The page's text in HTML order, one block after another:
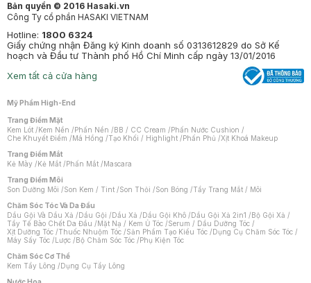
Bản quyền © 2016 Hasaki.vn
Công Ty cổ phần HASAKI VIETNAM
Hotline: 1800 6324
Giấy chứng nhận Đăng ký Kinh doanh số 0313612829 do Sở Kế
hoạch và Đầu tư Thành phố Hồ Chí Minh cấp ngày 13/01/2016
Xem tất cả cửa hàng
Mỹ Phẩm High-End
Trang Điểm Mặt
Kem Lót /Kem Nền /Phấn Nền /BB / CC Cream /Phấn Nước Cushion /
Che Khuyết Điểm /Má Hồng /Tạo Khối / Highlight /Phấn Phủ /Xịt Khoá Makeup
Trang Điểm Mắt
Kẻ Mày /Kẻ Mắt /Phấn Mắt /Mascara
Trang Điểm Môi
Son Dưỡng Môi /Son Kem / Tint /Son Thỏi /Son Bóng /Tẩy Trang Mắt / Môi
Chăm Sóc Tóc Và Da Đầu
Dầu Gội Và Dầu Xả /Dầu Gội /Dầu Xả /Dầu Gội Khô /Dầu Gội Xả 2in1 /Bộ Gội Xả /
Tẩy Tế Bào Chết Da Đầu /Mặt Nạ / Kem Ủ Tóc /Serum / Dầu Dưỡng Tóc /
Xịt Dưỡng Tóc /Thuốc Nhuộm Tóc /Sản Phẩm Tạo Kiểu Tóc /Dụng Cụ Chăm Sóc Tóc /
Máy Sấy Tóc /Lược /Bộ Chăm Sóc Tóc /Phụ Kiện Tóc
Chăm Sóc Cơ Thể
Kem Tẩy Lông /Dụng Cụ Tẩy Lông